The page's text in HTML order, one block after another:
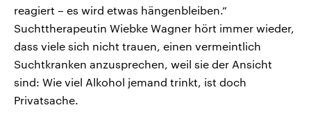
reagiert – es wird etwas hängenbleiben.“
Suchttherapeutin Wiebke Wagner hört immer wieder,
dass viele sich nicht trauen, einen vermeintlich
Suchtkranken anzusprechen, weil sie der Ansicht
sind: Wie viel Alkohol jemand trinkt, ist doch
Privatsache.